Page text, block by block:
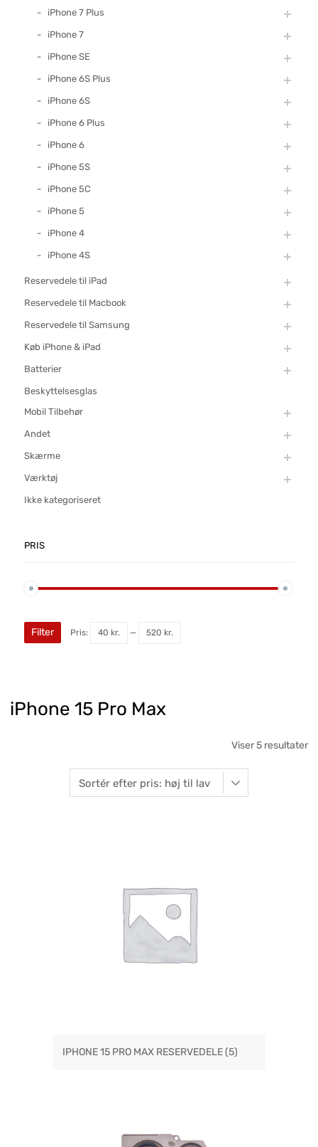
iPhone 15 Pro Max
Viser 5 resultater
IPHONE 15 PRO MAX RESERVEDELE(5)
iPhone 7 Plus
iPhone 7
iPhone SE
iPhone 6S Plus
iPhone 6S
iPhone 6 Plus
iPhone 6
iPhone 5S
iPhone 5C
iPhone 5
iPhone 4
iPhone 4S
Reservedele til iPad
Reservedele til Macbook
Reservedele til Samsung
Køb iPhone & iPad
Batterier
Beskyttelsesglas
Mobil Tilbehør
Andet
Skærme
Værktøj
Ikke kategoriseret
PRIS
Filter Pris: 40 kr. — 520 kr.